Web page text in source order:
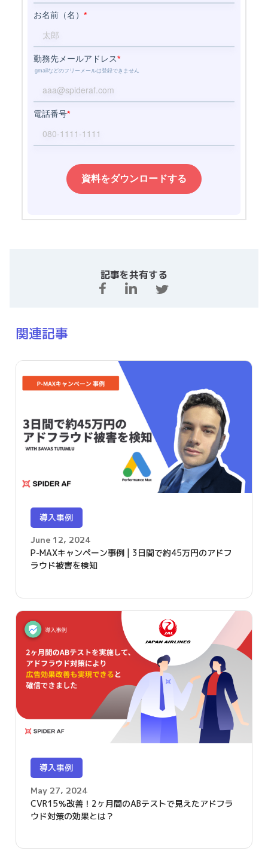
記事を共有する
関連記事
導入事例
June 12, 2024
P-MAXキャンペーン事例 | 3日間で約45万円のアドフ
ラウド被害を検知
導入事例
May 27, 2024
CVR15％改善！2ヶ月間のABテストで見えたアドフラ
ウド対策の効果とは？